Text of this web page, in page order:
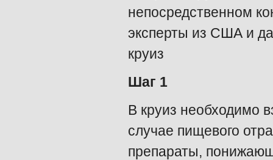
непосредственном
эксперты из США и
круиз
Шаг 1
В круиз необходимо
случае пищевого
препараты,